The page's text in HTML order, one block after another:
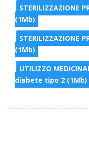
STERILIZZAZIONE
(1Mb)
STERILIZZAZIONE
(1Mb)
UTILIZZO
diabete tipo 2 (1Mb)